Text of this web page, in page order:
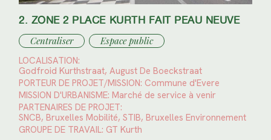
2. ZONE 2 PLACE KURTH FAIT PEAU NEUVE
Centraliser
Espace public
LOCALISATION:
Godfroid Kurthstraat, August De Boeckstraat
PORTEUR DE PROJET/MISSION: Commune d'Evere
MISSION D'URBANISME: Marché de service à venir
PARTENAIRES DE PROJET:
SNCB, Bruxelles Mobilité, STIB, Bruxelles Environnement
GROUPE DE TRAVAIL: GT Kurth